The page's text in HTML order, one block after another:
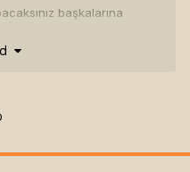
başkalarına